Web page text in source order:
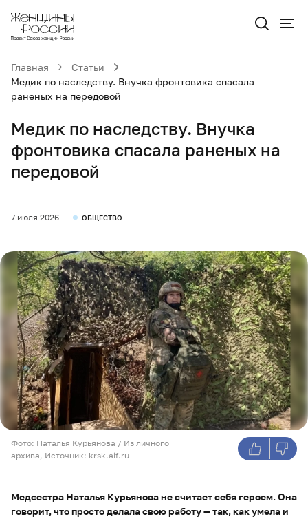
Главная
Статьи
Медик по наследству. Внучка фронтовика спасала
раненых на передовой
Медик по наследству. Внучка
фронтовика спасала раненых на
передовой
7 июля 2026 ОБЩЕСТВО
Фото: Наталья Курьянова / Из личного
архивa, Источник: krsk.aif.ru
Медсестра Наталья Курьянова не считает себя героем. Она
говорит, что просто делала свою работу — так, как умела и